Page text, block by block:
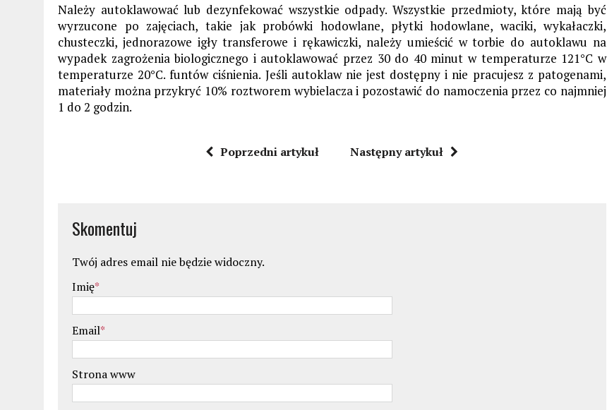
Należy autoklawować lub dezynfekować wszystkie odpady. Wszystkie przedmioty, które mają być
wyrzucone po zajęciach, takie jak probówki hodowlane, płytki hodowlane, waciki, wykałaczki,
chusteczki, jednorazowe igły transferowe i rękawiczki, należy umieścić w torbie do autoklawu na
wypadek zagrożenia biologicznego i autoklawować przez 30 do 40 minut w temperaturze 121°C w
temperaturze 20°C. funtów ciśnienia. Jeśli autoklaw nie jest dostępny i nie pracujesz z patogenami,
materiały można przykryć 10% roztworem wybielacza i pozostawić do namoczenia przez co najmniej
1 do 2 godzin.
Poprzedni artykuł Następny artykuł
Skomentuj
Twój adres email nie będzie widoczny.
Imię*
Email*
Strona www